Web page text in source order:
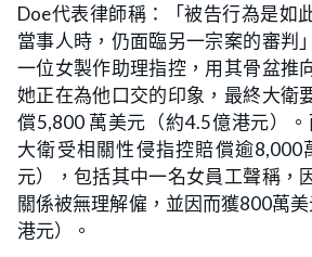
Doe代表律師稱：「被告行為是如
當事人時，仍面臨另一宗案的審判
一位女製作助理指控，用其骨盆推
她正在為他口交的印象，最終大衛
償5,800 萬美元（約4.5億港元）
大衛受相關性侵指控賠償逾8,000
元），包括其中一名女員工聲稱，
關係被無理解僱，並因而獲800萬
港元）。